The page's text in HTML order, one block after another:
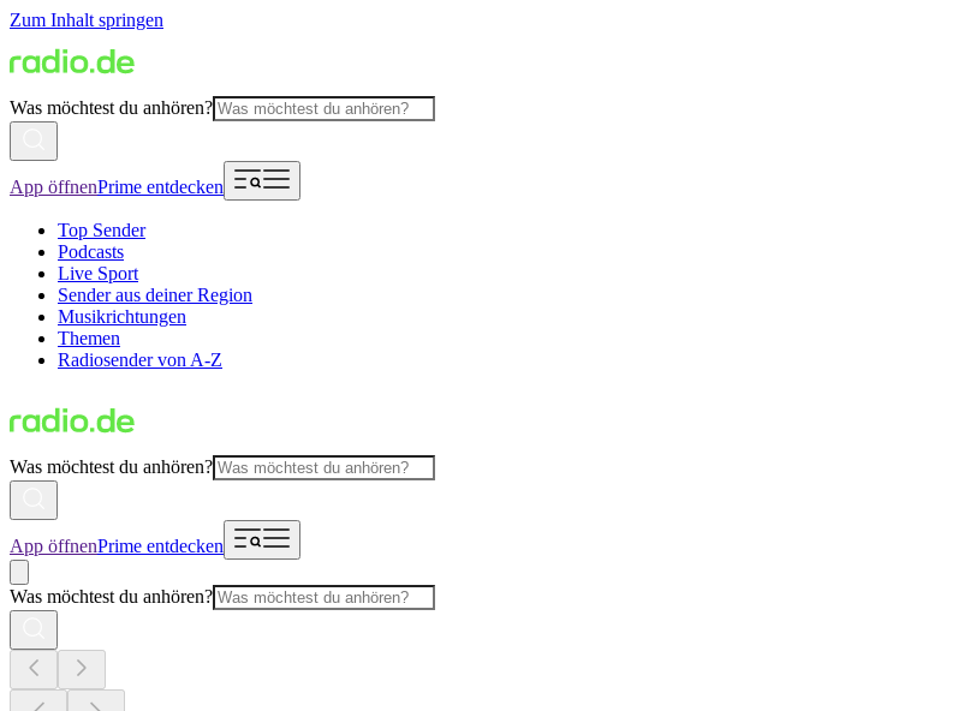
Zum Inhalt springen
Was möchtest du anhören?
App öffnenPrime entdecken
Top Sender
Podcasts
Live Sport
Sender aus deiner Region
Musikrichtungen
Themen
Radiosender von A-Z
Was möchtest du anhören?
App öffnenPrime entdecken
Was möchtest du anhören?